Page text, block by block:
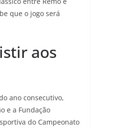
que o jogo será
aos
ano consecutivo,
e a Fundação
do Campeonato